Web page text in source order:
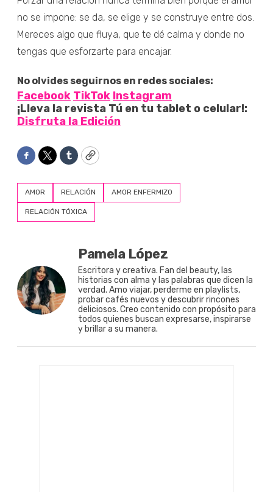
no se impone: se da, se elige y se construye entre dos.
Mereces algo que fluya, que te dé calma y donde no
tengas que esforzarte para encajar.
No olvides seguirnos en redes sociales:
Facebook TikTok Instagram
¡Lleva la revista Tú en tu tablet o celular!:
Disfruta la Edición
Facebook
TwitterTumblrCopy
AMOR RELACIÓN AMOR ENFERMIZO
RELACIÓN TÓXICA
Pamela López
Escritora y creativa. Fan del beauty, las
historias con alma y las palabras que dicen la
verdad. Amo viajar, perderme en playlists,
probar cafés nuevos y descubrir rincones
deliciosos. Creo contenido con propósito para
todos quienes buscan expresarse, inspirarse
y brillar a su manera.